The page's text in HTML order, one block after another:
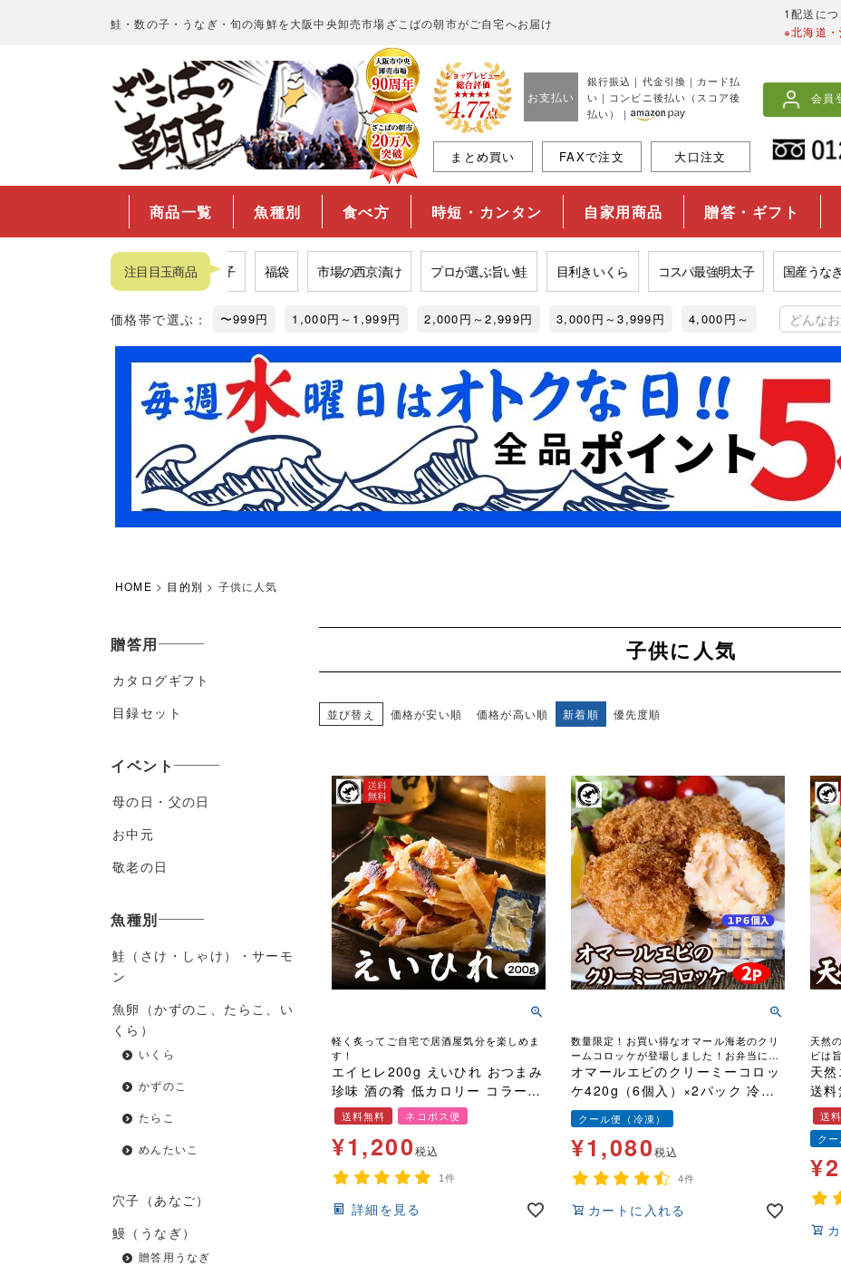
鮭・数の子・うなぎ・旬の海鮮を大阪中央卸売市場ざこばの朝市がご自宅へお届け
1配送につ
※北海道
お支払い
銀行振込｜代金引換｜カード払
い｜コンビニ後払い（スコア後
払い）｜
まとめ買い FAXで注文 大口注文
会員
商品一覧 魚種別 食べ方 時短・カンタン 自家用商品 贈答・ギフト
注目目玉商品
品揃えNo.1数の子 福袋 市場の西京漬け プロが選ぶ旨い鮭 目利きいくら コスパ最強明太子 国産うなぎ
価格帯で選ぶ： 〜999円 1,000円～1,999円 2,000円～2,999円 3,000円～3,999円 4,000円～
HOME 目的別 子供に人気
贈答用
カタログギフト
目録セット
イベント
母の日・父の日
お中元
敬老の日
魚種別
鮭（さけ・しゃけ）・サーモ
ン
魚卵（かずのこ、たらこ、い
くら）
いくら
かずのこ
たらこ
めんたいこ
穴子（あなご）
鰻（うなぎ）
贈答用うなぎ
子供に人気
並び替え 価格が安い順 価格が高い順 新着順 優先度順
軽く炙ってご自宅で居酒屋気分を楽しめま
す！
エイヒレ200g えいひれ おつまみ
珍味 酒の肴 低カロリー コラーゲ
ン 手土産 送料無料 ネコポス便
送料無料 ネコポス便
¥1,200税込
1件
詳細を見る
数量限定！お買い得なオマール海老のクリ
ームコロッケが登場しました！お弁当にも
最適！
オマールエビのクリーミーコロッ
ケ420g（6個入）×2パック 冷凍
天然 海老 えび エビ 業務用 手土
産 お弁当
クール便（冷凍）
¥1,080税込
4件
カートに入れる
天然
ビは
味し
天
送料無料 海老フ
冷
ライ
リ
送
クー
¥